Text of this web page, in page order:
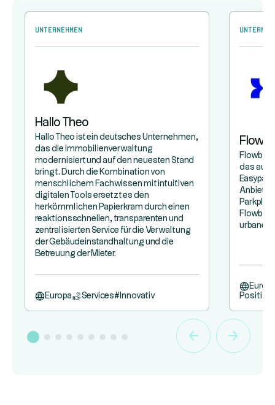
Unternehmen
Hallo Theo
Hallo Theo ist ein deutsches Unternehmen,
das die Immobilienverwaltung
modernisiert und auf den neuesten Stand
bringt. Durch die Kombination von
menschlichem Fachwissen mit intuitiven
digitalen Tools ersetzt es den
herkömmlichen Papierkram durch einen
reaktionsschnellen, transparenten und
zentralisierten Service für die Verwaltung
der Gebäudeinstandhaltung und die
Betreuung der Mieter.
Europa Services# Innovativ
Flowbird
das aus
Anbieter
urbane
Positive